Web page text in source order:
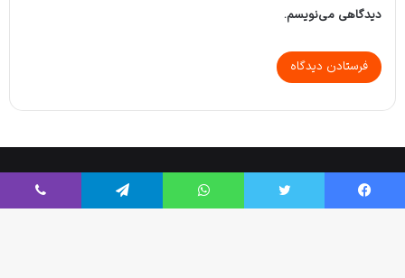
دیدگاهی می‌نویسم.